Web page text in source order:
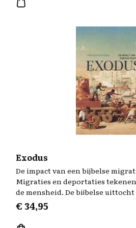
Exodus
De impact van een bijbelse
Migraties en deportaties
de mensheid. De bijbelse
uit de slavernij van Egypte naar
hiervan een iconisch voorbeeld.
Intrigerend is de vraag naar de
€34,95